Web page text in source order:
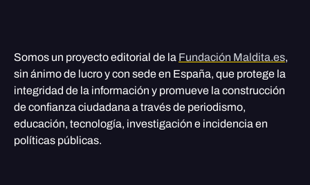
Somos un proyecto editorial de la Fundación Maldita.es,
sin ánimo de lucro y con sede en España, que protege la
integridad de la información y promueve la construcción
de confianza ciudadana a través de periodismo,
educación, tecnología, investigación e incidencia en
políticas públicas.